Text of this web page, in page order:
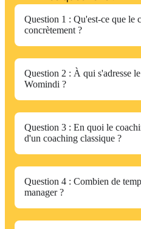
Question 1 : Qu'est-ce que le
concrètement ?
Question 2 : À qui s'adresse
Womindi ?
Question 3 : En quoi le
d'un coaching classique ?
Question 4 : Combien de
manager ?